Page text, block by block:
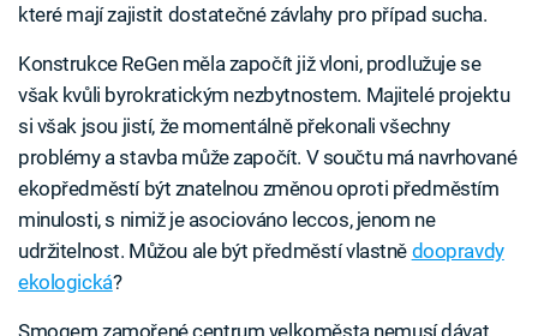
které mají zajistit dostatečné závlahy pro případ sucha.
Konstrukce ReGen měla započít již vloni, prodlužuje se
však kvůli byrokratickým nezbytnostem. Majitelé projektu
si však jsou jistí, že momentálně překonali všechny
problémy a stavba může započít. V součtu má navrhované
ekopředměstí být znatelnou změnou oproti předměstím
minulosti, s nimiž je asociováno leccos, jenom ne
udržitelnost. Můžou ale být předměstí vlastně doopravdy
ekologická?
Smogem zamořené centrum velkoměsta nemusí dávat